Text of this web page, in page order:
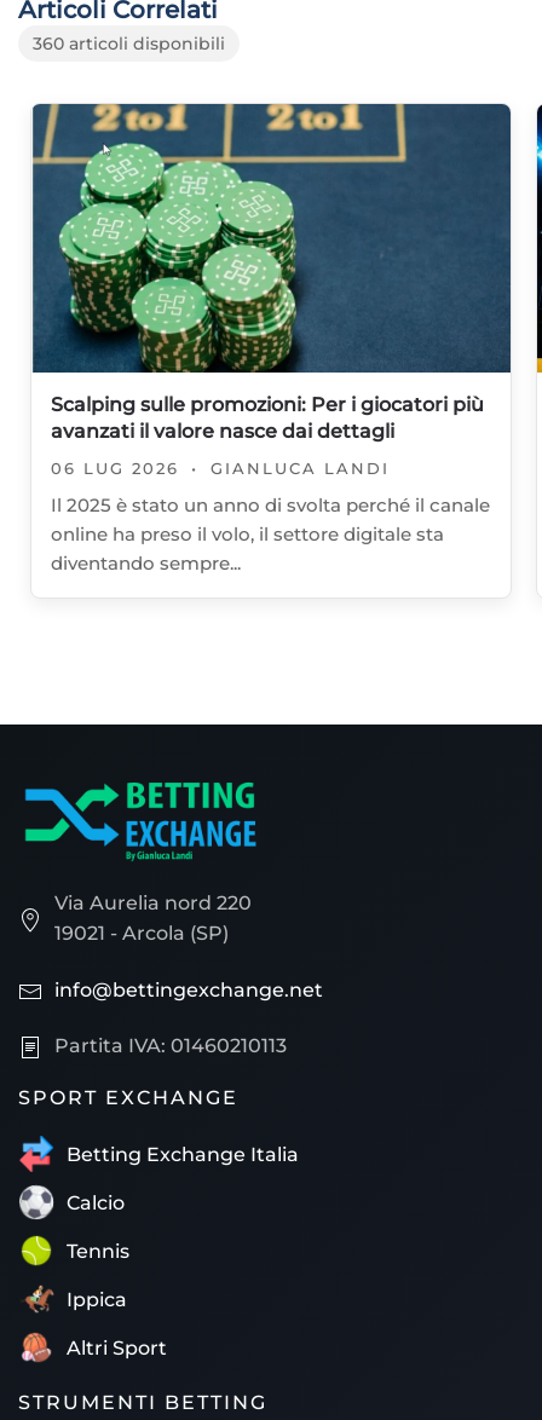
Articoli Correlati
360 articoli disponibili
Scalping sulle promozioni: Per i giocatori più
avanzati il valore nasce dai dettagli
06 LUG 2026 • GIANLUCA LANDI
Il 2025 è stato un anno di svolta perché il canale
online ha preso il volo, il settore digitale sta
diventando sempre...
Via Aurelia nord 220
19021 - Arcola (SP)
info@bettingexchange.net
Partita IVA: 01460210113
SPORT EXCHANGE
Betting Exchange Italia
Calcio
Tennis
Ippica
Altri Sport
STRUMENTI BETTING